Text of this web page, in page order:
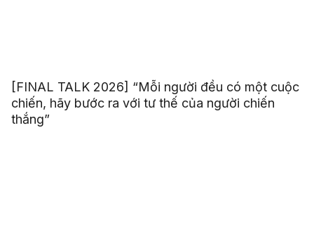
[FINAL TALK 2026] “Mỗi người đều có một cuộc
chiến, hãy bước ra với tư thế của người chiến
thắng”